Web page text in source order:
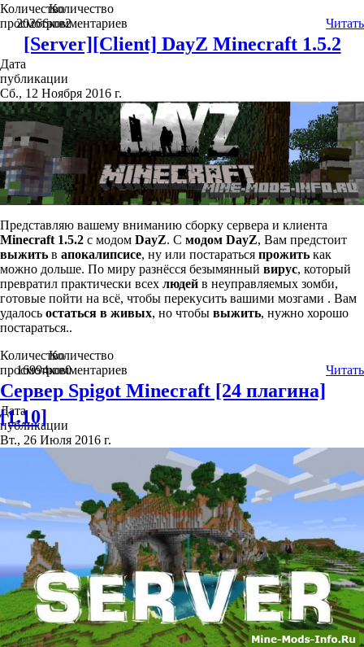
Количество
просмотров
20266
Количество
комментариев
2 Читать
[Server][Client] DayZ Minecraft 1.5.2
Дата
публикации
Сб., 12 Ноября 2016 г.
Представляю вашему вниманию сборку сервера и клиента
Minecraft 1.5.2 с модом DayZ. С модом DayZ, Вам предстоит
выжить в апокалипсисе, ну или постараться прожить как
можно дольше. По миру разнёсся безымянный вирус, который
превратил практически всех людей в неуправляемых зомби,
готовые пойти на всё, чтобы перекусить вашими мозгами . Вам
удалось остаться в живых, но чтобы выжить, нужно хорошо
постараться..
Количество
просмотров
16994
Количество
комментариев
0 Читать
Сервер Spigot Minecraft [24 плагина]
[1.10]
Дата
публикации
Вт., 26 Июля 2016 г.